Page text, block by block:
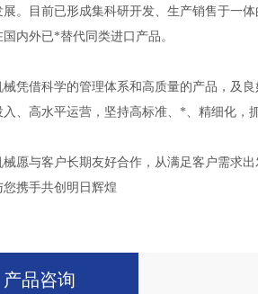
展。目前已形成集科研开发、生产销售于一
内外已*替代同类进口产品。
械凭借科学的管理体系和高质量的产品，及
入、高水平运营，坚持高标准、*、精细化，
械愿与客户长期友好合作，从满足客户需求
您携手共创明日辉煌
产品咨询